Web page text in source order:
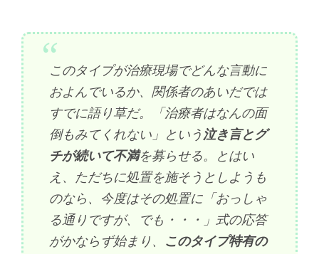
このタイプが治療現場でどんな言動に
およんでいるか、関係者のあいだでは
すでに語り草だ。「治療者はなんの面
倒もみてくれない」という 泣き言とグ
チが続いて不満を募らせる。とはい
え、ただちに処置を施そうとしようも
のなら、今度はその処置に「おっしゃ
る通りですが、でも・・・」式の応答
がかならず始まり、 このタイプ特有の